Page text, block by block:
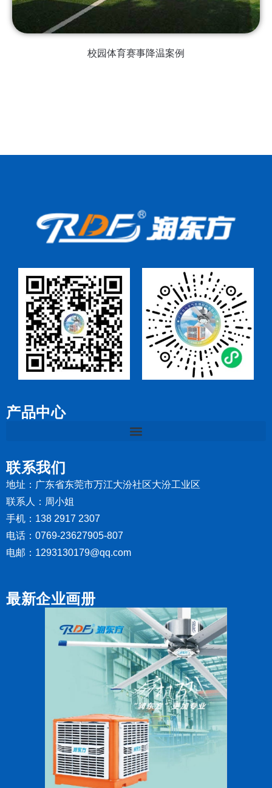
校园体育赛事降温案例
产品中心
联系我们
地址：广东省东莞市万江大汾社区大汾工业区
联系人：周小姐
手机：138 2917 2307
电话：0769-23627905-807
电邮：1293130179@qq.com
最新企业画册